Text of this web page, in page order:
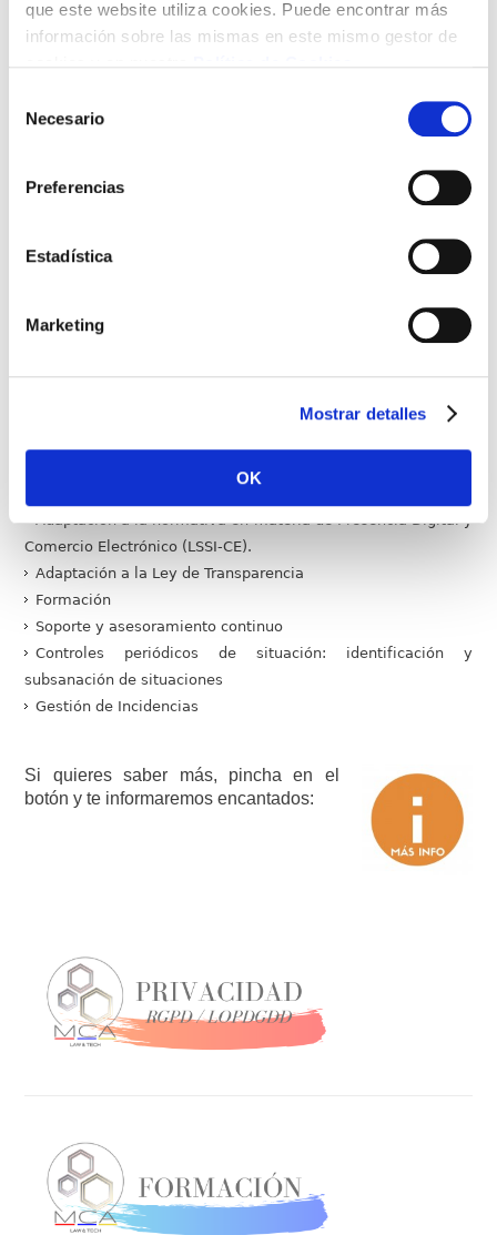
que este website utiliza cookies. Puede encontrar más
información sobre las mismas en este mismo gestor de
Necesario
Preferencias
Estadística
Marketing
Mostrar detalles
OK
Adaptación a la normativa en materia de Presencia Digital y
Comercio Electrónico (LSSI-CE).
Adaptación a la Ley de Transparencia
Formación
Soporte y asesoramiento continuo
Controles periódicos de situación: identificación y
subsanación de situaciones
Gestión de Incidencias
Si quieres saber más, pincha en el
botón y te informaremos encantados: